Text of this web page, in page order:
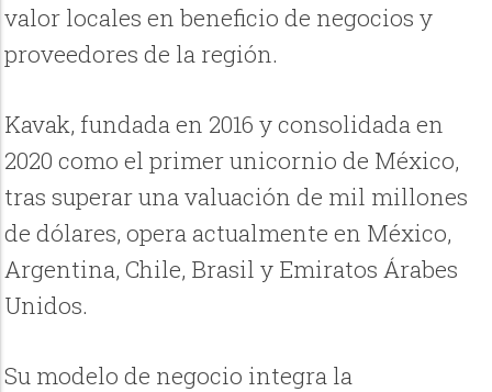
valor locales en beneficio de negocios y
proveedores de la región.
Kavak, fundada en 2016 y consolidada en
2020 como el primer unicornio de México,
tras superar una valuación de mil millones
de dólares, opera actualmente en México,
Argentina, Chile, Brasil y Emiratos Árabes
Unidos.
Su modelo de negocio integra la